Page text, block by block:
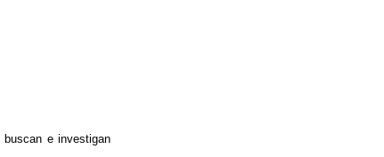
buscan e investigan